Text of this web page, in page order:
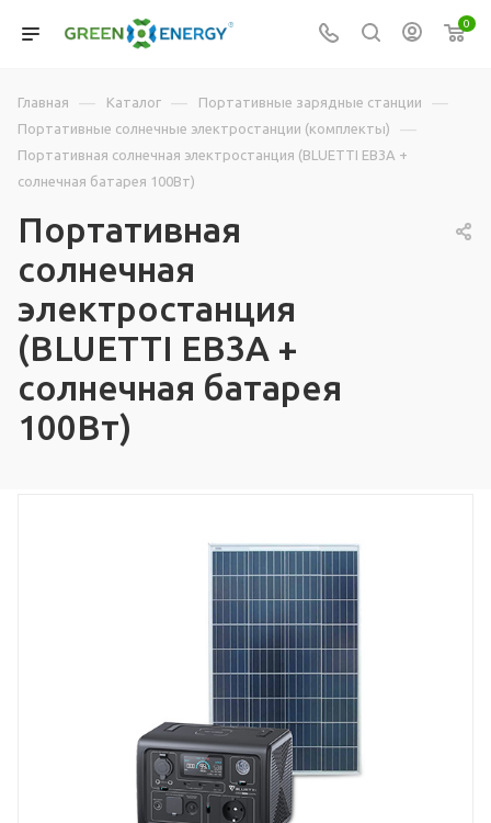
0
Главная — Каталог — Портативные зарядные станции —
Портативные солнечные электростанции (комплекты) —
Портативная солнечная электростанция (BLUETTI EB3A +
солнечная батарея 100Вт)
Портативная
солнечная
электростанция
(BLUETTI EB3A +
солнечная батарея
100Вт)